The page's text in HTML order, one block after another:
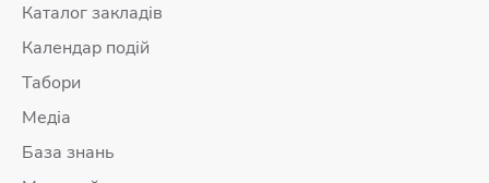
Каталог закладів
Календар подій
Табори
Медіа
База знань